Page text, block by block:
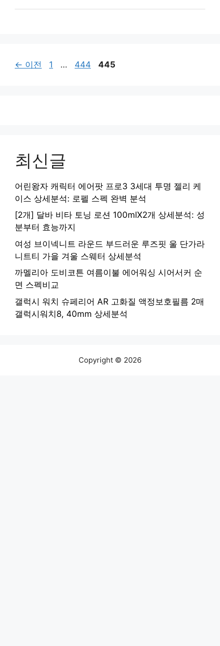
← 이전
페
1 …
페
444
페
445
최신글
어린왕자 캐릭터 에어팟 프로3 3세대 투명 젤리 케
이스 상세분석: 로펠 스펙 완벽 분석
[2개] 달바 비타 토닝 로션 100mlX2개 상세분석: 성
분부터 효능까지
여성 브이넥니트 라운드 부드러운 루즈핏 울 단가라
니트티 가을 겨울 스웨터 상세분석
까멜리아 도비코튼 여름이불 에어워싱 시어서커 순
면 스펙비교
갤럭시 워치 슈페리어 AR 고화질 액정보호필름 2매
갤럭시워치8, 40mm 상세분석
Copyright © 2026